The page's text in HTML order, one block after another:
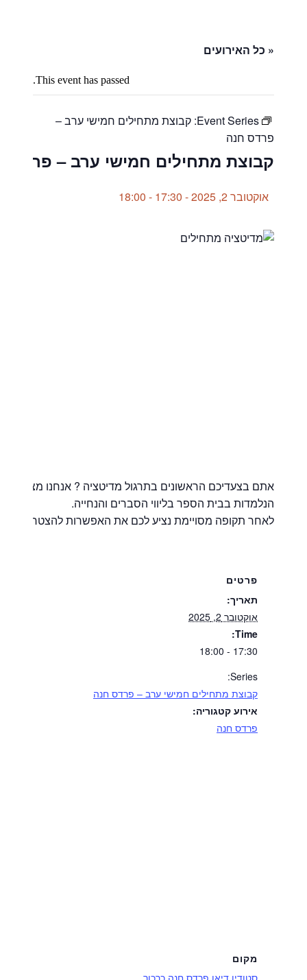
« כל האירועים
This event has passed.
Event Series: קבוצת מתחילים חמישי ערב –
פרדס חנה
קבוצת מתחילים חמישי ערב – פרדס
אוקטובר 2, 2025 - 17:30 -
18:00
אתם בצעדיכם הראשונים בתרגול מדיטציה ? אנחנו מציעים
הנלמדות בבית הספר בליווי הסברים והנחייה.
לאחר תקופה מסויימת נציע לכם את האפשרות להצטרף
פרטים
תאריך:
אוקטובר 2, 2025
Time:
17:30 - 18:00
Series:
קבוצת מתחילים חמישי ערב – פרדס חנה
אירוע קטגוריה:
פרדס חנה
מקום